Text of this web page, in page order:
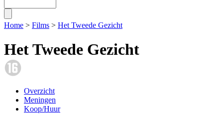
Home > Films > Het Tweede Gezicht
Het Tweede Gezicht
Overzicht
Meningen
Koop/Huur